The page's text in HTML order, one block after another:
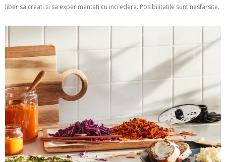
liber sa creati si sa experimentati cu incredere. Posibilitatile sunt nesfarsite.